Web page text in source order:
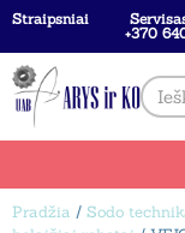
Straipsniai
+370
Pradžia / Sodo